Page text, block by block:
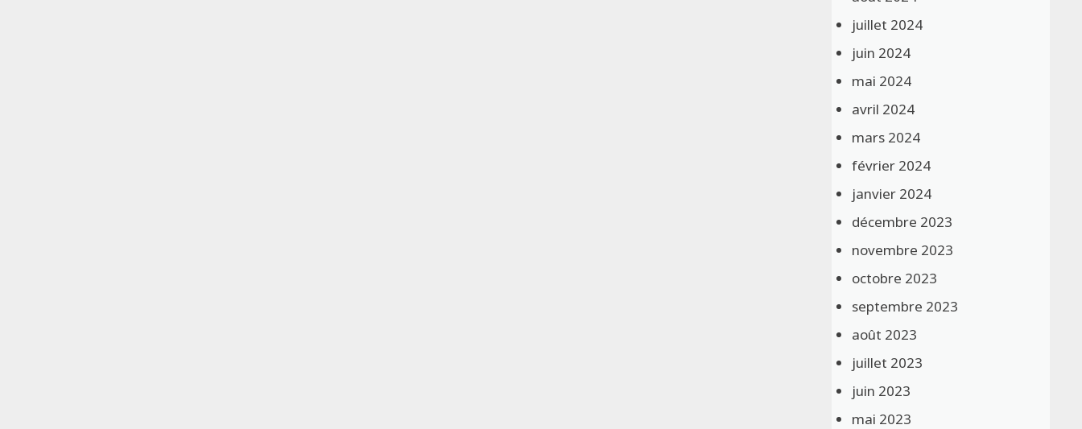
juillet 2024
juin 2024
mai 2024
avril 2024
mars 2024
février 2024
janvier 2024
décembre 2023
novembre 2023
octobre 2023
septembre 2023
août 2023
juillet 2023
juin 2023
mai 2023